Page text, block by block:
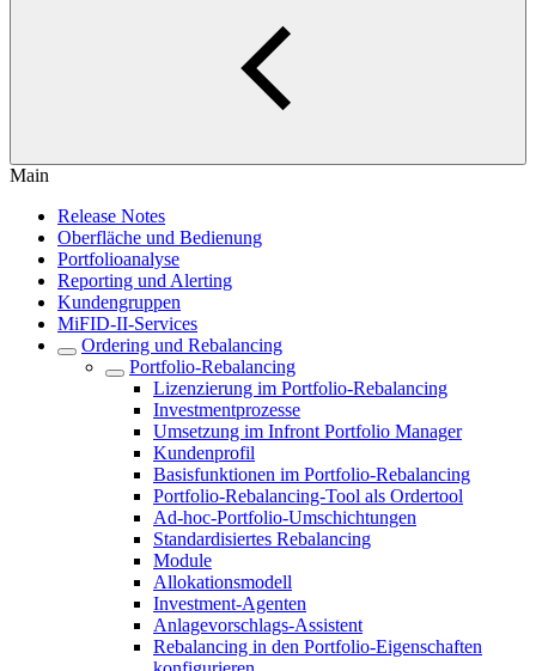
Main
Release Notes
Oberfläche und Bedienung
Portfolioanalyse
Reporting und Alerting
Kundengruppen
MiFID-II-Services
Ordering und Rebalancing
Portfolio-Rebalancing
Lizenzierung im Portfolio-Rebalancing
Investmentprozesse
Umsetzung im Infront Portfolio Manager
Kundenprofil
Basisfunktionen im Portfolio-Rebalancing
Portfolio-Rebalancing-Tool als Ordertool
Ad-hoc-Portfolio-Umschichtungen
Standardisiertes Rebalancing
Module
Allokationsmodell
Investment-Agenten
Anlagevorschlags-Assistent
Rebalancing in den Portfolio-Eigenschaften